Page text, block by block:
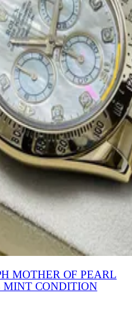
MOTHER OF PEARL
MINT CONDITION